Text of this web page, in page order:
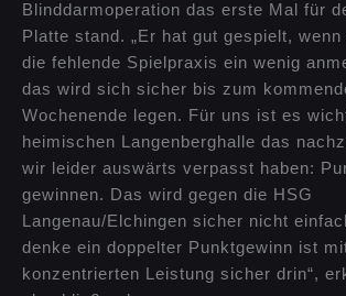
Blinddarmoperation das erste Mal für
Platte stand. „Er hat gut gespielt,
die fehlende Spielpraxis ein wenig
das wird sich sicher bis zum
Wochenende legen. Für uns ist es
heimischen Langenberghalle das
wir leider auswärts verpasst haben:
gewinnen. Das wird gegen die HSG
Langenau/Elchingen sicher nicht
denke ein doppelter Punktgewinn ist
konzentrierten Leistung sicher drin“,